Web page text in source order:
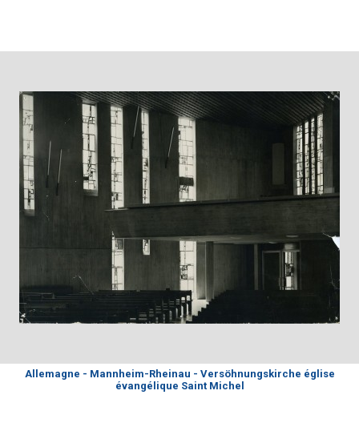
Allemagne - Mannheim-Rheinau - Versöhnungskirche église
évangélique Saint Michel